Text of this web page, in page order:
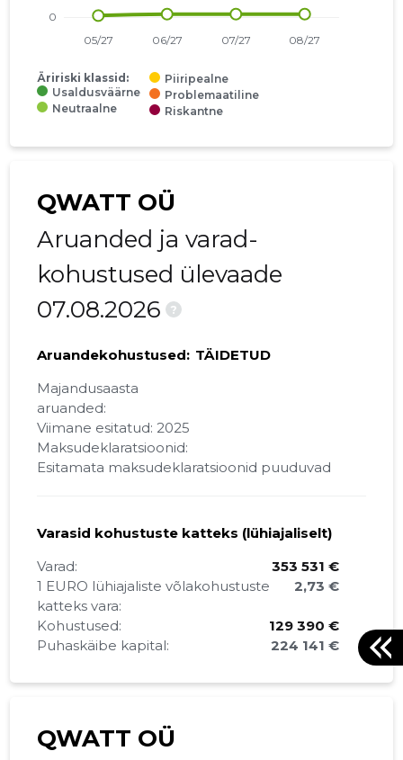
Äririski klassid:
Usaldusväärne
Neutraalne
Piiripealne
Problemaatiline
Riskantne
QWATT OÜ
Aruanded ja varad-
kohustused ülevaade
07.08.2026
?
Aruandekohustused: TÄIDETUD
Majandusaasta
aruanded:
Viimane esitatud: 2025
Maksudeklaratsioonid:
Esitamata maksudeklaratsioonid puuduvad
Varasid kohustuste katteks (lühiajaliselt)
Varad:
353 531 €
1 EURO lühiajaliste võlakohustuste
katteks vara:
2,73 €
Kohustused:
129 390 €
Puhaskäibe kapital:
224 141 €
QWATT OÜ